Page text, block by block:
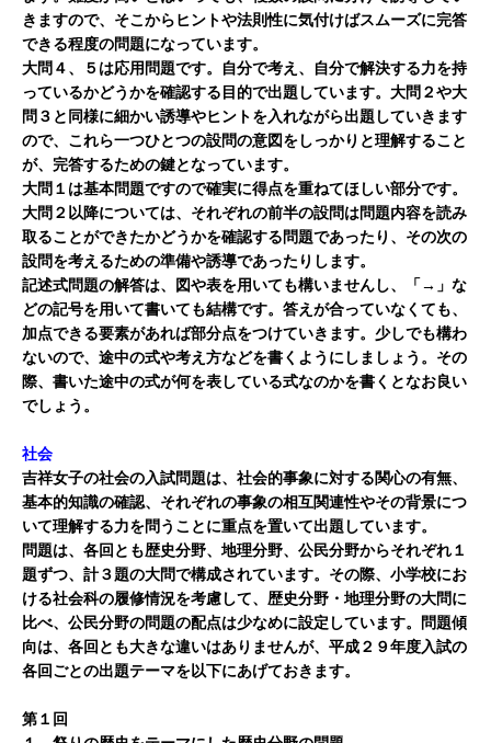
きますので、そこからヒントや法則性に気付けばスムーズに完答
できる程度の問題になっています。
大問４、５は応用問題です。自分で考え、自分で解決する力を持
っているかどうかを確認する目的で出題しています。大問２や大
問３と同様に細かい誘導やヒントを入れながら出題していきます
ので、これら一つひとつの設問の意図をしっかりと理解すること
が、完答するための鍵となっています。
大問１は基本問題ですので確実に得点を重ねてほしい部分です。
大問２以降については、それぞれの前半の設問は問題内容を読み
取ることができたかどうかを確認する問題であったり、その次の
設問を考えるための準備や誘導であったりします。
記述式問題の解答は、図や表を用いても構いませんし、「→」な
どの記号を用いて書いても結構です。答えが合っていなくても、
加点できる要素があれば部分点をつけていきます。少しでも構わ
ないので、途中の式や考え方などを書くようにしましょう。その
際、書いた途中の式が何を表している式なのかを書くとなお良い
でしょう。
社会
吉祥女子の社会の入試問題は、社会的事象に対する関心の有無、
基本的知識の確認、それぞれの事象の相互関連性やその背景につ
いて理解する力を問うことに重点を置いて出題しています。
問題は、各回とも歴史分野、地理分野、公民分野からそれぞれ１
題ずつ、計３題の大問で構成されています。その際、小学校にお
ける社会科の履修情況を考慮して、歴史分野・地理分野の大問に
比べ、公民分野の問題の配点は少なめに設定しています。問題傾
向は、各回とも大きな違いはありませんが、平成２９年度入試の
各回ごとの出題テーマを以下にあげておきます。
第１回